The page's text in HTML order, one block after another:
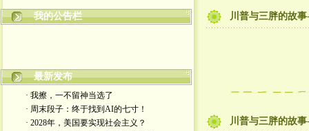
我的公告栏
嬉笑怒骂皆文章，酸甜苦辣铸人生
最新发布
· 我擦，一不留神当选了
· 周末段子：终于找到AI的七寸！
· 2028年，美国要实现社会主义？
川普与三胖的故事
川普与三胖的故事